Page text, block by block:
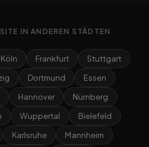
IN ANDEREN STÄDTEN
Köln Frankfurt
Stuttgart
Dortmund
Essen
Hannover
Nürnberg
Wuppertal
Bielefeld
Karlsruhe
Mannheim